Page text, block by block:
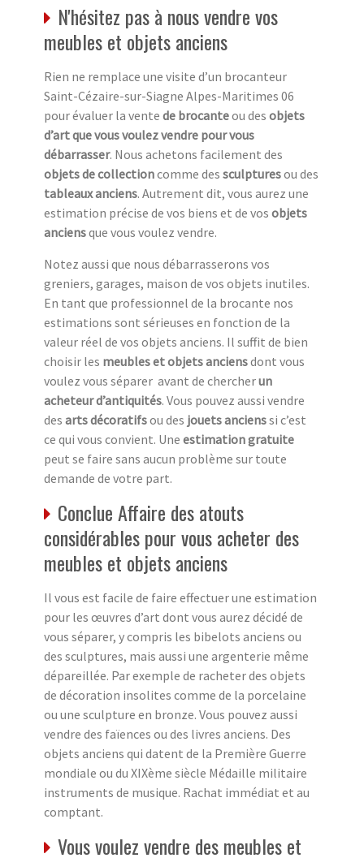
N'hésitez pas à nous vendre vos
meubles et objets anciens
Rien ne remplace une visite d’un brocanteur
Saint-Cézaire-sur-Siagne Alpes-Maritimes 06
pour évaluer la vente de brocanteou des objets
d’art que vous voulez vendre pour vous
débarrasser. Nous achetons facilement des
objets de collectioncomme des sculpturesou des
tableaux anciens. Autrement dit, vous aurez une
estimation précise de vos biens et de vos objets
anciensque vous voulez vendre.
Notez aussi que nous débarrasserons vos
greniers, garages, maison de vos objets inutiles.
En tant que professionnel de la brocante nos
estimations sont sérieuses en fonction de la
valeur réel de vos objets anciens. Il suffit de bien
choisir les meubles et objets anciensdont vous
voulez vous séparer avant de chercherun
acheteur d’antiquités. Vous pouvez aussi vendre
des arts décoratifsou des jouets ancienssi c’est
ce qui vous convient. Une estimation gratuite
peut se faire sans aucun problème sur toute
demande de votre part.
Conclue Affaire des atouts
considérables pour vous acheter des
meubles et objets anciens
Il vous est facile de faire effectuer une estimation
pour les œuvres d’art dont vous aurez décidé de
vous séparer, y compris les bibelots anciens ou
des sculptures, mais aussi une argenterie même
dépareillée. Par exemple de racheter des objets
de décoration insolites comme de la porcelaine
ou une sculpture en bronze. Vous pouvez aussi
vendre des faïences ou des livres anciens. Des
objets anciens qui datent de la Première Guerre
mondiale ou du XIXème siècle Médaille militaire
instruments de musique. Rachat immédiat et au
comptant.
Vous voulez vendre des meubles et